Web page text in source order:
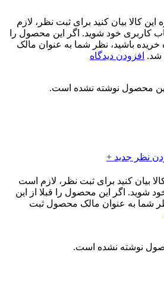
این کالا بیان کنید برای ثبت نظر، لازم
کاربری خود شوید. اگر این محصول را
خریده باشید، نظر شما به عنوان مالک
شد. افزودن دیدگاه
محصول نوشته نشده است.
نظر جدید +
بیان کنید برای ثبت نظر، لازم است
شوید. اگر این محصول را قبلا از این
شما به عنوان مالک محصول ثبت
نوشته نشده است.